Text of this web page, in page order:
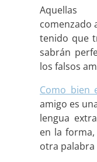
Aquellas
comenzado
tenido que
sabrán
los falsos
Como bien
amigo es
lengua
en la
otra palabra